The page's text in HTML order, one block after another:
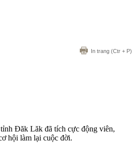
In trang (Ctr + P)
Đăk Lăk đã tích cực động viên,
hội làm lại cuộc đời.